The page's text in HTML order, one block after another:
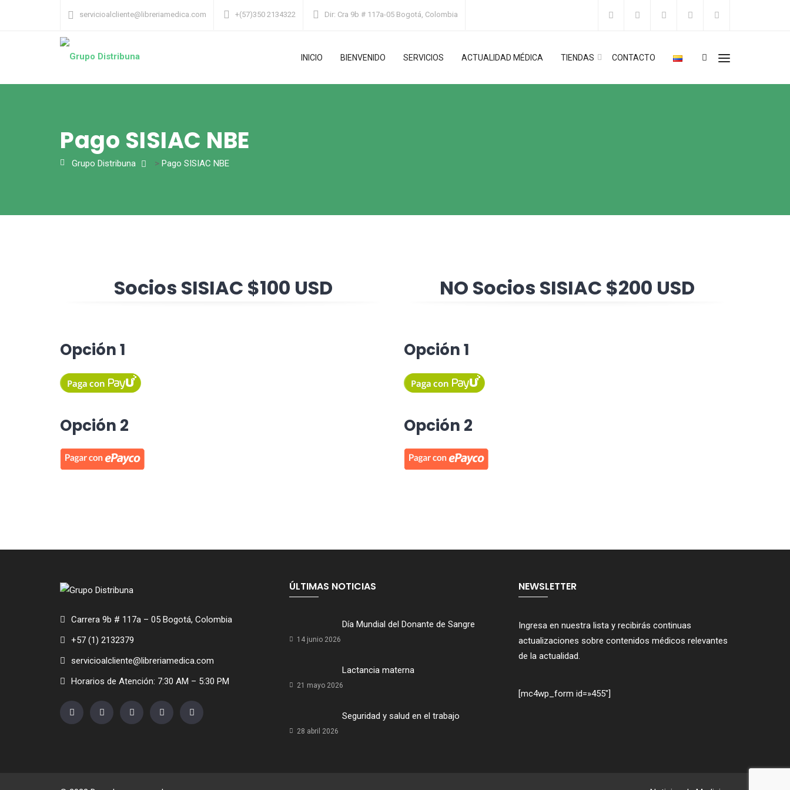
servicioalcliente@libreriamedica.com +(57)350 2134322 Dir: Cra 9b # 117a-05 Bogotá, Colombia
INICIO BIENVENIDO SERVICIOS ACTUALIDAD MÉDICA TIENDAS CONTACTO
Pago SISIAC NBE
Grupo Distribuna > Pago SISIAC NBE
Socios SISIAC $100 USD
Opción 1
Opción 2
NO Socios SISIAC $200 USD
Opción 1
Opción 2
Carrera 9b # 117a – 05 Bogotá, Colombia
+57 (1) 2132379
servicioalcliente@libreriamedica.com
Horarios de Atención: 7:30 AM – 5:30 PM
ÚLTIMAS NOTICIAS
Día Mundial del Donante de Sangre
14 junio 2026
Lactancia materna
21 mayo 2026
Seguridad y salud en el trabajo
28 abril 2026
NEWSLETTER
Ingresa en nuestra lista y recibirás continuas
actualizaciones sobre contenidos médicos relevantes
de la actualidad.
[mc4wp_form id=»455″]